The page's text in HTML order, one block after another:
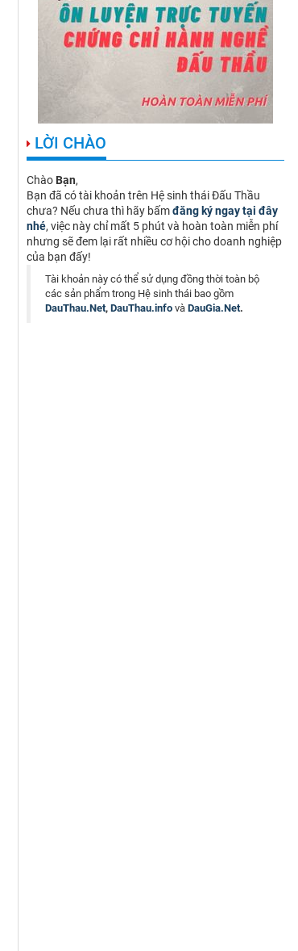
LỜI CHÀO
Chào Bạn,
Bạn đã có tài khoản trên Hệ sinh thái Đấu Thầu
chưa? Nếu chưa thì hãy bấmđăng ký ngay tại đây
nhé, việc này chỉ mất 5 phút và hoàn toàn miễn phí
nhưng sẽ đem lại rất nhiều cơ hội cho doanh nghiệp
của bạn đấy!
Tài khoản này có thể sử dụng đồng thời toàn bộ
các sản phẩm trong Hệ sinh thái bao gồm
DauThau.Net, DauThau.info và DauGia.Net.